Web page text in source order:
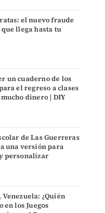
el nuevo fraude
llega hasta tu
un cuaderno de los
el regreso a clases
dinero | DIY
de Las Guerreras
una versión para
personalizar
Venezuela: ¿Quién
en los Juegos